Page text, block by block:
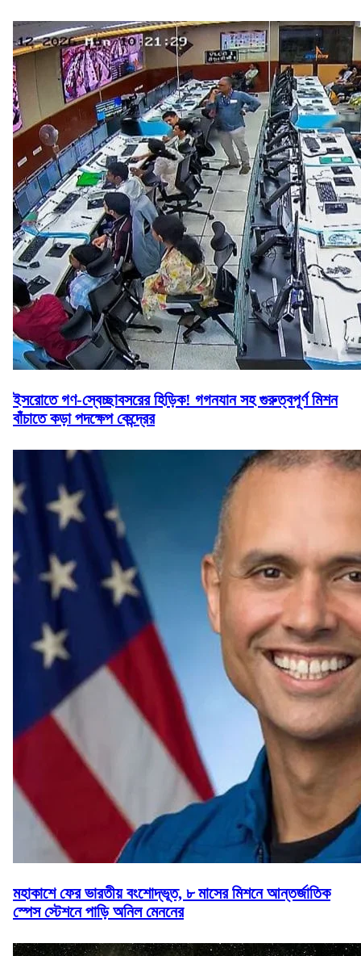
ইসরোতে গণ-স্বেচ্ছাবসরের হিড়িক! গগনযান সহ গুরুত্বপূর্ণ মিশন
বাঁচাতে কড়া পদক্ষেপ কেন্দ্রের
মহাকাশে ফের ভারতীয় বংশোদ্ভূত, ৮ মাসের মিশনে আন্তর্জাতিক
স্পেস স্টেশনে পাড়ি অনিল মেননের